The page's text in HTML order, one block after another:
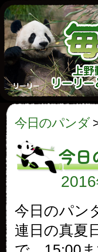
今日のパンダ
今日
今日のパン
連日の真夏